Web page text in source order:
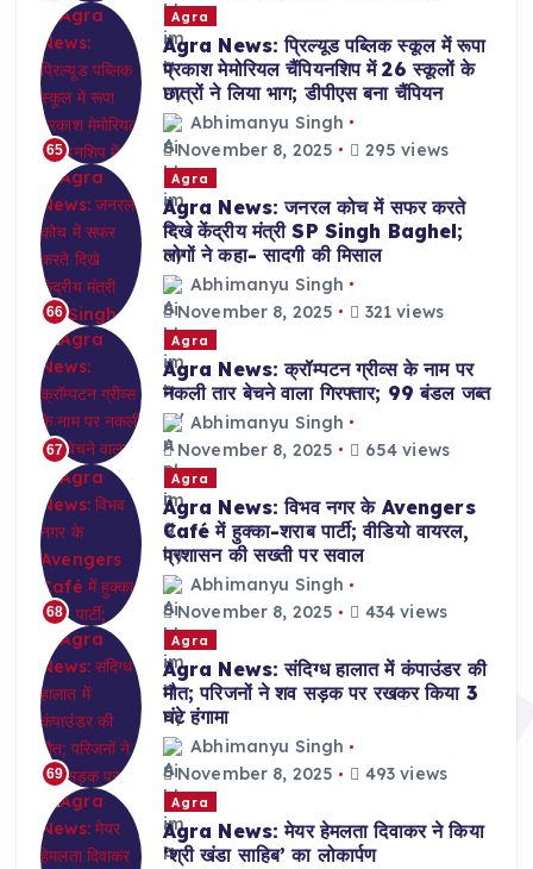
65
Agra
Agra News: प्रिल्यूड पब्लिक स्कूल में रूपा
प्रकाश मेमोरियल चैंपियनशिप में 26 स्कूलों के
छात्रों ने लिया भाग; डीपीएस बना चैंपियन
Abhimanyu Singh
November 8, 2025
295 views
66
Agra
Agra News: जनरल कोच में सफर करते
दिखे केंद्रीय मंत्री SP Singh Baghel;
लोगों ने कहा- सादगी की मिसाल
Abhimanyu Singh
November 8, 2025
321 views
67
Agra
Agra News: क्रॉम्पटन ग्रीव्स के नाम पर
नकली तार बेचने वाला गिरफ्तार; 99 बंडल जब्त
Abhimanyu Singh
November 8, 2025
654 views
68
Agra
Agra News: विभव नगर के Avengers
Café में हुक्का-शराब पार्टी; वीडियो वायरल,
प्रशासन की सख्ती पर सवाल
Abhimanyu Singh
November 8, 2025
434 views
69
Agra
Agra News: संदिग्ध हालात में कंपाउंडर की
मौत; परिजनों ने शव सड़क पर रखकर किया 3
घंटे हंगामा
Abhimanyu Singh
November 8, 2025
493 views
Agra
Agra News: मेयर हेमलता दिवाकर ने किया
‘श्री खंडा साहिब’ का लोकार्पण